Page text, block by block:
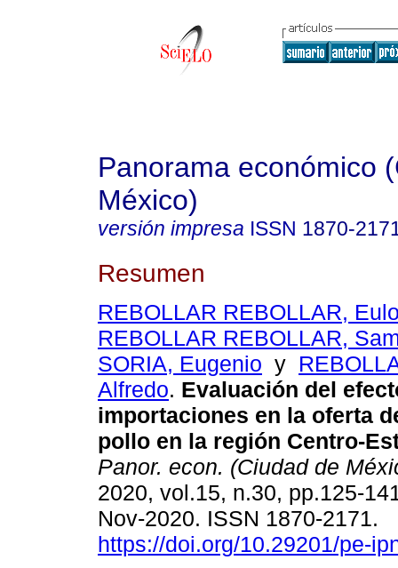
Panorama económico
México)
versión impresa ISSN 1870-
Resumen
REBOLLAR REBOLLAR,
REBOLLAR REBOLLAR,
SORIA, Eugenio y
Alfredo. Evaluación del
importaciones en la oferta
pollo en la región Centro-
Panor. econ. (Ciudad de
2020, vol.15, n.30, pp.125-
Nov-2020. ISSN 1870-2171.
https://doi.org/10.29201/pe-